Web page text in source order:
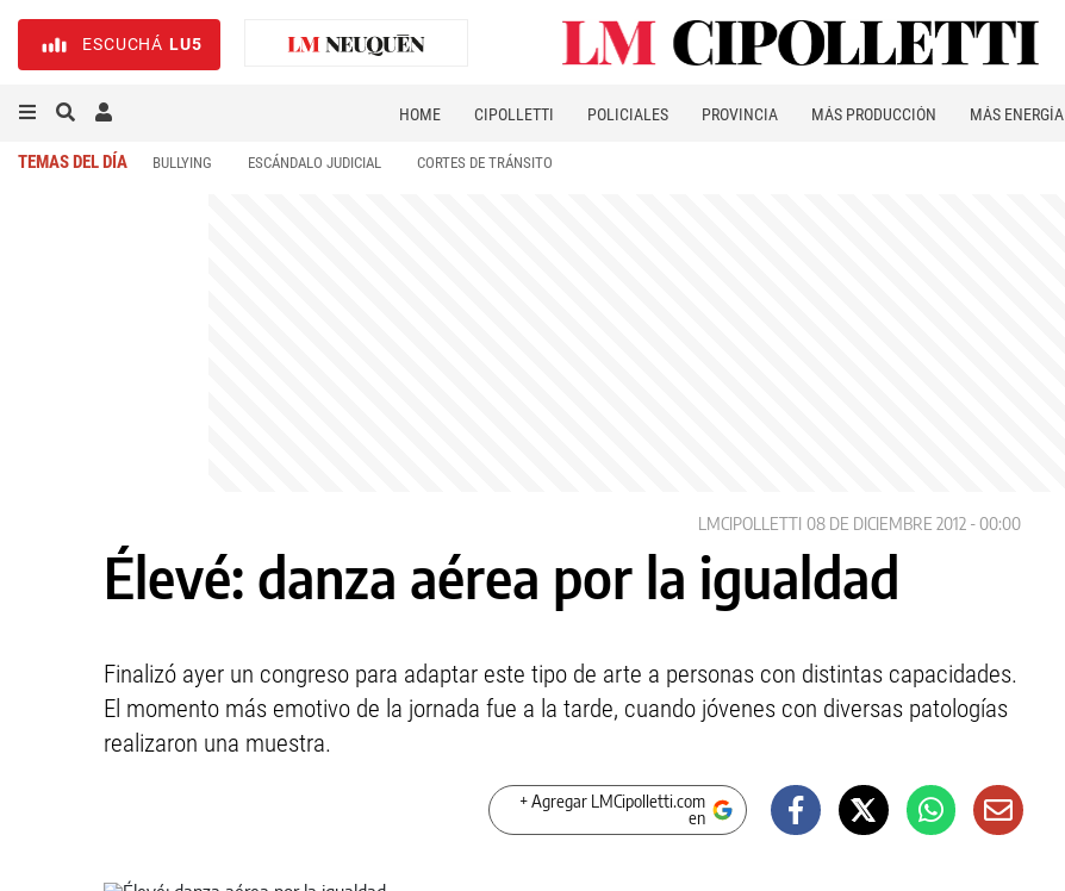
ESCUCHÁ LU5
HOME CIPOLLETTI POLICIALES PROVINCIA MÁS PRODUCCIÓN MÁS ENERGÍA
TEMAS DEL DÍA BULLYING ESCÁNDALO JUDICIAL CORTES DE TRÁNSITO
LMCIPOLLETTI 08 DE DICIEMBRE 2012 - 00:00
Élevé: danza aérea por la igualdad
Finalizó ayer un congreso para adaptar este tipo de arte a personas con distintas capacidades.
El momento más emotivo de la jornada fue a la tarde, cuando jóvenes con diversas patologías
realizaron una muestra.
+ Agregar LMCipolletti.com
en